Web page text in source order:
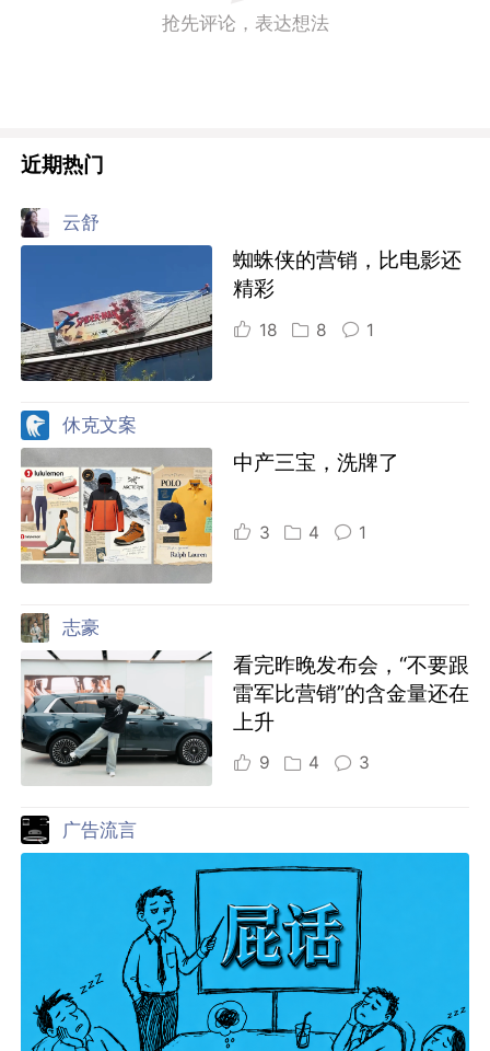
抢先评论，表达想法
近期热门
云舒
蜘蛛侠的营销，比电影还
精彩
18 8 1
休克文案
中产三宝，洗牌了
3 4 1
志豪
看完昨晚发布会，“不要跟
雷军比营销”的含金量还在
上升
9 4 3
广告流言